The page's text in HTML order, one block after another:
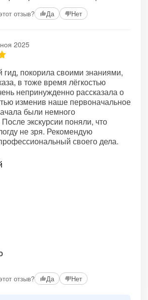
отзыв? Да Нет
2025
гид, покорила своими знаниями,
в тоже время лёгкостью
непринужденно рассказала о
изменив наше первоначальное
были немного
экскурсии поняли, что
не зря. Рекомендую
своего дела.
отзыв? Да Нет